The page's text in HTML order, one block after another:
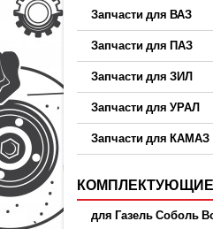
Запчасти для ВАЗ
Запчасти для ПАЗ
Запчасти для ЗИЛ
Запчасти для УРАЛ
Запчасти для КАМАЗ
для Газель Соболь